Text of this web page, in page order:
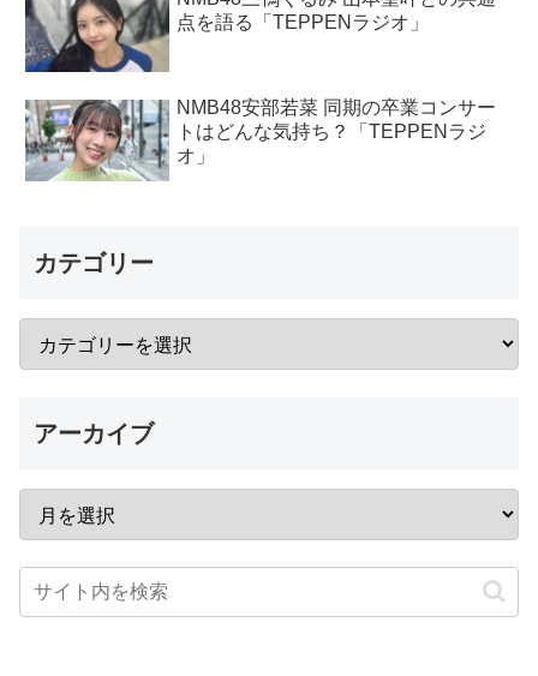
点を語る「TEPPENラジオ」
NMB48安部若菜 同期の卒業コンサー
トはどんな気持ち？「TEPPENラジ
オ」
カテゴリー
アーカイブ